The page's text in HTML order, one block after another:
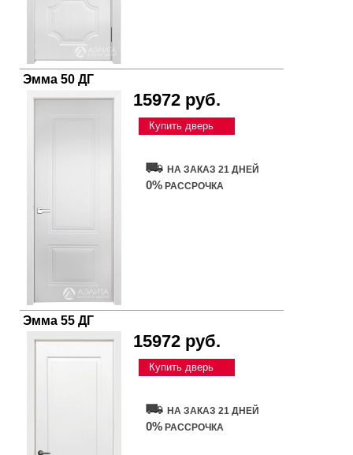
Эмма 50 ДГ
15972 руб.
Купить дверь
НА ЗАКАЗ 21 ДНЕЙ
0% РАССРОЧКА
Эмма 55 ДГ
15972 руб.
Купить дверь
НА ЗАКАЗ 21 ДНЕЙ
0% РАССРОЧКА